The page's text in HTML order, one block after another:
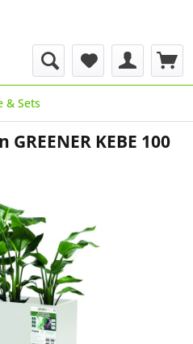
& Sets
GREENER KEBE 100